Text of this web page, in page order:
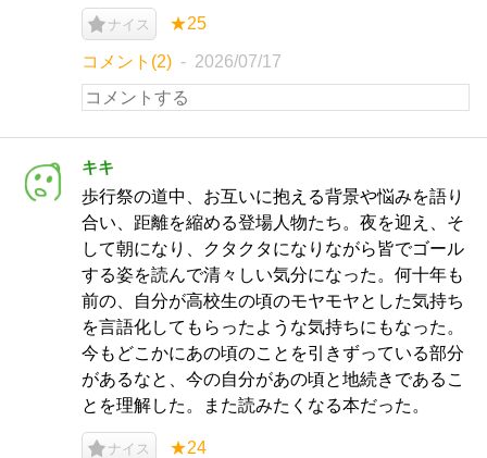
ナイス ★25
コメント(2) 2026/07/17
キキ
歩行祭の道中、お互いに抱える背景や悩みを語り
合い、距離を縮める登場人物たち。夜を迎え、そ
して朝になり、クタクタになりながら皆でゴール
する姿を読んで清々しい気分になった。何十年も
前の、自分が高校生の頃のモヤモヤとした気持ち
を言語化してもらったような気持ちにもなった。
今もどこかにあの頃のことを引きずっている部分
があるなと、今の自分があの頃と地続きであるこ
とを理解した。また読みたくなる本だった。
ナイス ★24